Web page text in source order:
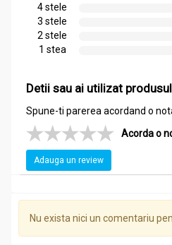
4 stele
3 stele
2 stele
1 stea
Detii sau ai utilizat
Spune-ti parerea acordand o
Acorda o
Adauga un review
Nu exista nici un comentariu